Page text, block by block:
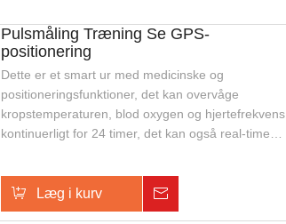
Pulsmåling Træning Se GPS-
positionering
Dette er et smart ur med medicinske og
positioneringsfunktioner, det kan overvåge
kropstemperaturen, blod oxygen og hjertefrekvens
kontinuerligt for 24 timer, det kan også real-time
til udendørs sikkerhedssporing og overvågning af
ældre eller enkeltpersoner.
Læg i kurv